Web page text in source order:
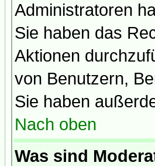
Administratoren
Sie haben das
Aktionen
von Benutzern,
Sie haben
Nach oben
Was sind